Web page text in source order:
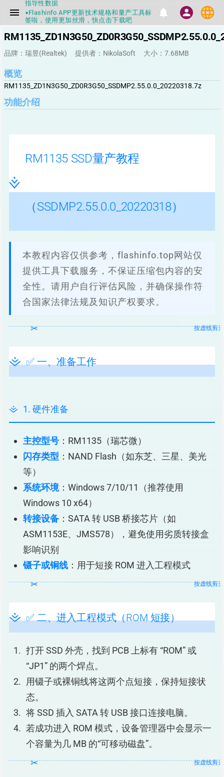
menu
▪Flashinfo APP更新技术规格和量产工具标
签啦，使用更加丝滑，快点击下载吧
▪兄弟们没事不要乱下载量产工具，过分了
▪Flashinfo提供的所有数据仅供参考，DIY
数据都不要100%相信，包括量产工具都不
▪如果发现数据有错误，或者存在误导，欢
迎积极反馈，Flashinfo尽量维护最正确的
▪Flashinfo APP更新技术规格和量产工具标
notifications person language
品牌：瑞昱(Realtek) 提供者：NikolaSoft 大小：7.68MB
概览
RM1135_ZD1N3G50_ZD0R3G50_SSDMP2.55.0.0_20220318.7z
功能介绍
RM1135 SSD量产教程
（SSDMP2.55.0.0_20220318）
本教程内容仅供参考，flashinfo.top网站仅
提供工具下载服务，不保证压缩包内容的安
全性。请用户自行评估风险，并确保操作符
合国家法律法规及知识产权要求。
✅ 一、准备工作
1. 硬件准备
主控型号 ：RM1135（瑞芯微）
闪存类型 ：NAND Flash（如东芝、三星、美光
等）
系统环境：Windows 7/10/11（推荐使用
Windows 10 x64）
转接设备 ：SATA 转 USB 桥接芯片（如
ASM1153E、JMS578），避免使用劣质转接盒
影响识别
镊子或铜线 ：用于短接 ROM 进入工程模式
✅ 二、进入工程模式（ROM 短接）
打开 SSD 外壳，找到 PCB 上标有 “ROM” 或
“JP1” 的两个焊点。
用镊子或裸铜线将这两个点短接，保持短接状
态。
将 SSD 插入 SATA 转 USB 接口连接电脑。
若成功进入 ROM 模式，设备管理器中会显示一
个容量为几 MB 的“可移动磁盘”。